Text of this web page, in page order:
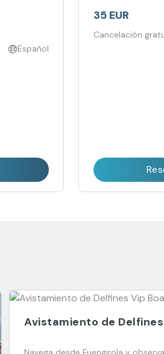
Español
35 EUR
Cancelación
Avistamiento de